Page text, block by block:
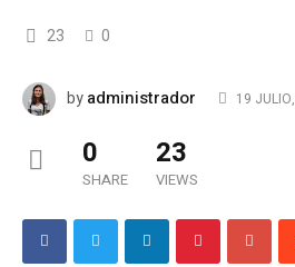
23 0
byadministrador 19
0
SHARE
23
VIEWS